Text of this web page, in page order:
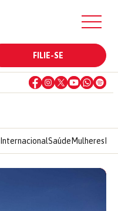
FILIE-SE
InternacionalSaúde Mulheres